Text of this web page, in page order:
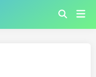
Open